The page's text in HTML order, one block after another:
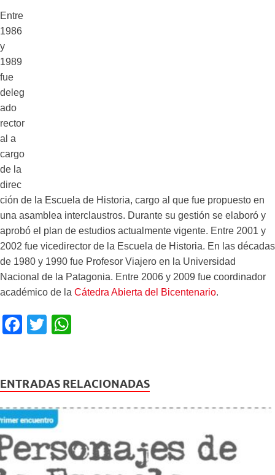
Entre
1986
y
1989
fue
deleg
ado
rector
al a
cargo
de la
direc
ción de la Escuela de Historia, cargo al que fue propuesto en
una asamblea interclaustros. Durante su gestión se elaboró y
aprobó el plan de estudios actualmente vigente. Entre 2001 y
2002 fue vicedirector de la Escuela de Historia. En las décadas
de 1980 y 1990 fue Profesor Viajero en la Universidad
Nacional de la Patagonia. Entre 2006 y 2009 fue coordinador
académico de la Cátedra Abierta del Bicentenario.
F
e
b
o
o
k
T
er s
A
p
ENTRADAS RELACIONADAS